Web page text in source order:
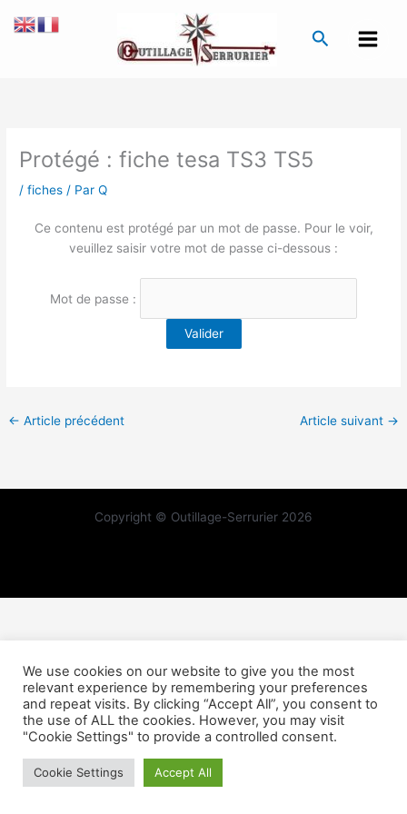
Protégé : fiche tesa TS3 TS5
/fiches / ParQ
Ce contenu est protégé par un mot de passe. Pour le voir,
veuillez saisir votre mot de passe ci-dessous :
Mot de passe :
← Article précédent Article suivant →
Copyright © Outillage-Serrurier 2026
We use cookies on our website to give you the most
relevant experience by remembering your preferences
and repeat visits. By clicking “Accept All”, you consent to
the use of ALL the cookies. However, you may visit
"Cookie Settings" to provide a controlled consent.
Cookie Settings Accept All